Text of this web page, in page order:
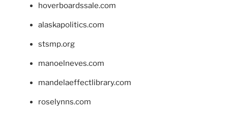
hoverboardssale.com
alaskapolitics.com
stsmp.org
manoelneves.com
mandelaeffectlibrary.com
roselynns.com